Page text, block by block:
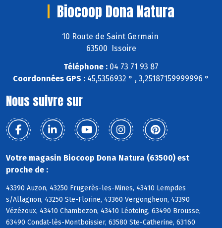
Biocoop Dona Natura
10 Route de Saint Germain
63500 Issoire
Téléphone : 04 73 71 93 87
Coordonnées GPS : 45,5356932 ° , 3,25187159999996 °
Nous suivre sur
Votre magasin Biocoop Dona Natura (63500) est
proche de :
43390 Auzon, 43250 Frugerès-les-Mines, 43410 Lempdes
s/Allagnon, 43250 Ste-Florine, 43360 Vergongheon, 43390
Vézézoux, 43410 Chambezon, 43410 Léotoing, 63490 Brousse,
63490 Condat-lès-Montboissier, 63580 Ste-Catherine, 63160